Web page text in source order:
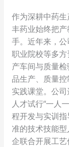
作为深耕中药
丰药业始终把
手。近年来，
职业院校等多
产车间与质量
品生产、质量
实践课堂。公
人才试行“一人
程开发与实训
准的技术技能
企联合开展工